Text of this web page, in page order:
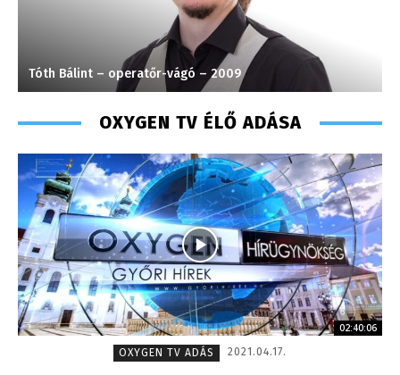
Tóth Bálint – operatőr-vágó – 2009
OXYGEN TV ÉLŐ ADÁSA
02:40:06
OXYGEN TV ADÁS
2021.04.17.